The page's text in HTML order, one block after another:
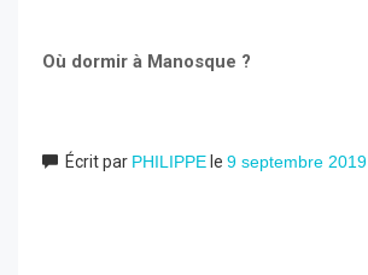
Où dormir à Manosque ?
Écrit par PHILIPPE le 9 septembre 2019